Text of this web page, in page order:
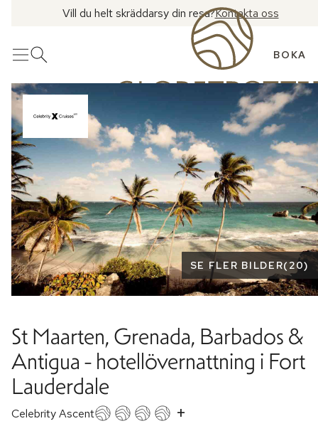
Vill du helt skräddarsy din resa?Kontakta oss
MenyÖppna sök BOKA
Se fler bilder
SE FLER BILDER(20)
St Maarten, Grenada, Barbados &
Antigua - hotellövernattning i Fort
Lauderdale
Celebrity Ascent +